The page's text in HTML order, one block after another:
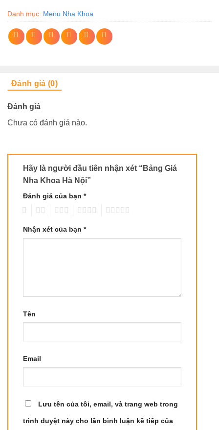
Danh mục: Menu Nha Khoa
Đánh giá (0)
Đánh giá
Chưa có đánh giá nào.
Hãy là người đầu tiên nhận xét “Bảng Giá
Nha Khoa Hà Nội”
Đánh giá của bạn *
Nhận xét của bạn *
Tên
Email
Lưu tên của tôi, email, và trang web trong
trình duyệt này cho lần bình luận kế tiếp của